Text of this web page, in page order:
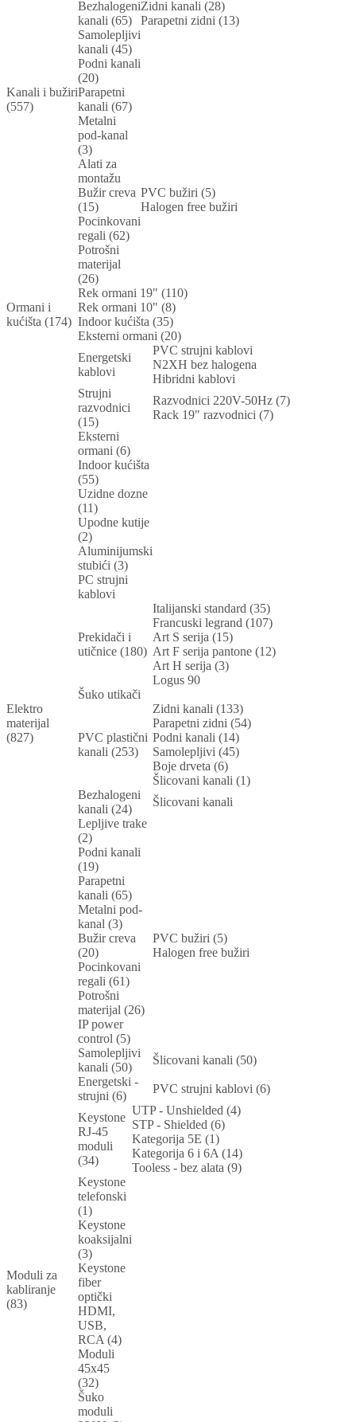
Kanali i bužiri
(557)
Bezhalogeni
kanali (65)
Zidni kanali (28)
Parapetni zidni (13)
Samolepljivi
kanali (45)
Podni kanali
(20)
Parapetni
kanali (67)
Metalni
pod-kanal
(3)
Alati za
montažu
Bužir creva
(15)
PVC bužiri (5)
Halogen free bužiri
Pocinkovani
regali (62)
Potrošni
materijal
(26)
Ormani i
kućišta (174)
Rek ormani 19" (110)
Rek ormani 10" (8)
Indoor kućišta (35)
Eksterni ormani (20)
Elektro
materijal
(827)
Energetski
kablovi
PVC strujni kablovi
N2XH bez halogena
Hibridni kablovi
Strujni
razvodnici
(15)
Razvodnici 220V-50Hz (7)
Rack 19" razvodnici (7)
Eksterni
ormani (6)
Indoor kućišta
(55)
Uzidne dozne
(11)
Upodne kutije
(2)
Aluminijumski
stubići (3)
PC strujni
kablovi
Prekidači i
utičnice (180)
Italijanski standard (35)
Francuski legrand (107)
Art S serija (15)
Art F serija pantone (12)
Art H serija (3)
Logus 90
Šuko utikači
PVC plastični
kanali (253)
Zidni kanali (133)
Parapetni zidni (54)
Podni kanali (14)
Samolepljivi (45)
Boje drveta (6)
Šlicovani kanali (1)
Bezhalogeni
kanali (24)
Šlicovani kanali
Lepljive trake
(2)
Podni kanali
(19)
Parapetni
kanali (65)
Metalni pod-
kanal (3)
Bužir creva
(20)
PVC bužiri (5)
Halogen free bužiri
Pocinkovani
regali (61)
Potrošni
materijal (26)
IP power
control (5)
Samolepljivi
kanali (50)
Šlicovani kanali (50)
Energetski -
strujni (6)
PVC strujni kablovi (6)
Moduli za
kabliranje
(83)
Keystone
RJ-45
moduli
(34)
UTP - Unshielded (4)
STP - Shielded (6)
Kategorija 5E (1)
Kategorija 6 i 6A (14)
Tooless - bez alata (9)
Keystone
telefonski
(1)
Keystone
koaksijalni
(3)
Keystone
fiber
optički
HDMI,
USB,
RCA (4)
Moduli
45x45
(32)
Šuko
moduli